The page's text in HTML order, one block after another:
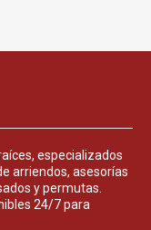
especializados
arriendos, asesorías
y permutas.
24/7 para